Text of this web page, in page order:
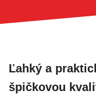
Ľahký a
špičkovou